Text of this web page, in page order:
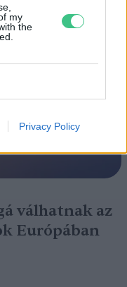
my
the
Privacy Policy
válhatnak az
Európában